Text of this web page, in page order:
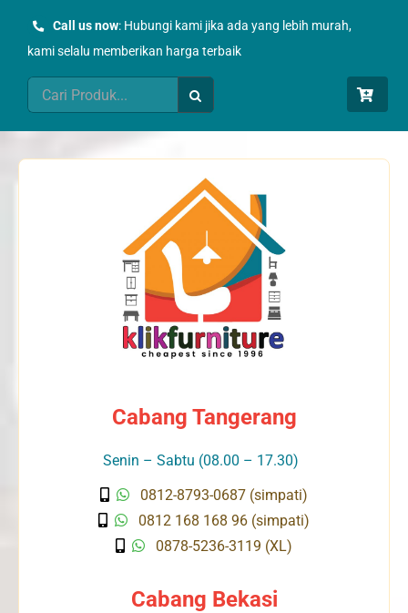
Call us now: Hubungi kami jika ada yang lebih murah,
kami selalu memberikan harga terbaik
Search
for:
Cabang Tangerang
Senin – Sabtu (08.00 – 17.30)
0812-8793-0687 (simpati)
0812 168 168 96 (simpati)
0878-5236-3119 (XL)
Cabang Bekasi